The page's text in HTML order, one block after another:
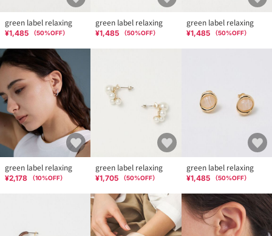
green label relaxing
¥1,485 （50%OFF）
green label relaxing
¥1,485 （50%OFF）
green label relaxing
¥1,485 （50%OFF）
green label relaxing
¥2,178 （10%OFF）
green label relaxing
¥1,705 （50%OFF）
green label relaxing
¥1,485 （50%OFF）